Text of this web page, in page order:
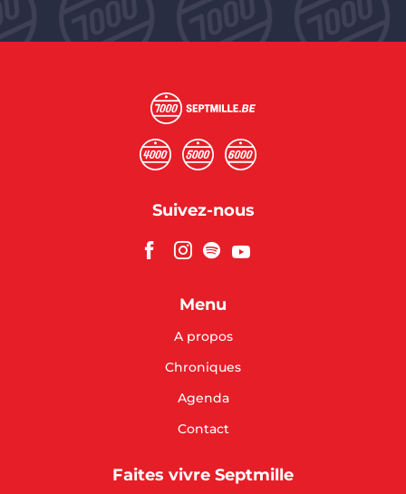
Suivez-nous
Menu
A propos
Chroniques
Agenda
Contact
Faites vivre Septmille